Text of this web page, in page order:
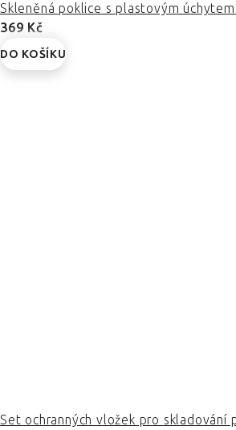
Skleněná poklice s plastovým
369 Kč
DO KOŠÍKU
Set ochranných vložek pro skladování